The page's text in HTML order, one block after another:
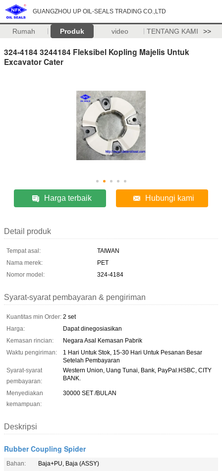
GUANGZHOU UP OIL-SEALS TRADING CO.,LTD
Rumah Produk video TENTANG KAMI >>
324-4184 3244184 Fleksibel Kopling Majelis Untuk
Excavator Cater
Harga terbaik Hubungi kami
Detail produk
Tempat asal:
TAIWAN
Nama merek:
PET
Nomor model:
324-4184
Syarat-syarat pembayaran & pengiriman
Kuantitas min Order: 2 set
Harga:
Dapat dinegosiasikan
Kemasan rincian:
Negara Asal Kemasan Pabrik
Waktu pengiriman:
1 Hari Untuk Stok, 15-30 Hari Untuk Pesanan Besar
Setelah Pembayaran
Syarat-syarat
pembayaran:
Western Union, Uang Tunai, Bank, PayPal.HSBC, CITY
BANK.
Menyediakan
kemampuan:
30000 SET /BULAN
Deskripsi
Rubber Coupling Spider
Bahan:
Baja+PU, Baja (ASSY)